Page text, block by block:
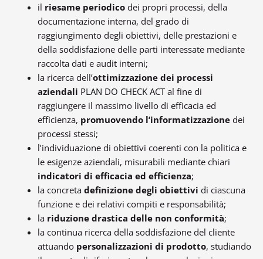
il riesame periodicodei propri processi, della
documentazione interna, del grado di
raggiungimento degli obiettivi, delle prestazioni e
della soddisfazione delle parti interessate mediante
raccolta dati e audit interni;
la ricerca dell’ottimizzazione dei processi
aziendali PLAN DO CHECK ACT al fine di
raggiungere il massimo livello di efficacia ed
efficienza, promuovendo l’informatizzazionedei
processi stessi;
l’individuazione di obiettivi coerenti con la politica e
le esigenze aziendali, misurabili mediante chiari
indicatori di efficacia ed efficienza;
la concreta definizione degli obiettivi di ciascuna
funzione e dei relativi compiti e responsabilità;
la riduzione drastica delle non conformità;
la continua ricerca della soddisfazione del cliente
attuando personalizzazioni di prodotto, studiando